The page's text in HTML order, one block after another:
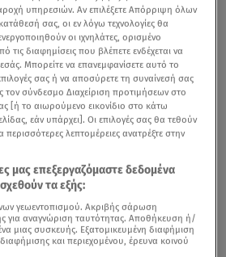
υπηρεσιών. Αν επιλέξετε Απόρριψη όλων
σας, οι εν λόγω τεχνολογίες θα
οι ιχνηλάτες, ορισμένο
τις διαφημίσεις που βλέπετε ενδέχεται να
εσάς. Μπορείτε να επανεμφανίσετε αυτό το
σας ή να αποσύρετε τη συναίνεσή σας
σύνδεσμο Διαχείριση προτιμήσεων στο
[ή το αιωρούμενο εικονίδιο στο κάτω
εάν υπάρχει]. Οι επιλογές σας θα τεθούν
περισσότερες λεπτομέρειες ανατρέξτε στην
μας επεξεργαζόμαστε δεδομένα
τα εξής:
γεωεντοπισμού. Ακριβής σάρωση
για αναγνώριση ταυτότητας. Αποθήκευση ή/
μιας συσκευής. Εξατομικευμένη διαφήμιση
και περιεχομένου, έρευνα κοινού